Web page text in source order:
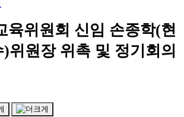
육위원회 신임 손종학(현
위원장 위촉 및 정기회의